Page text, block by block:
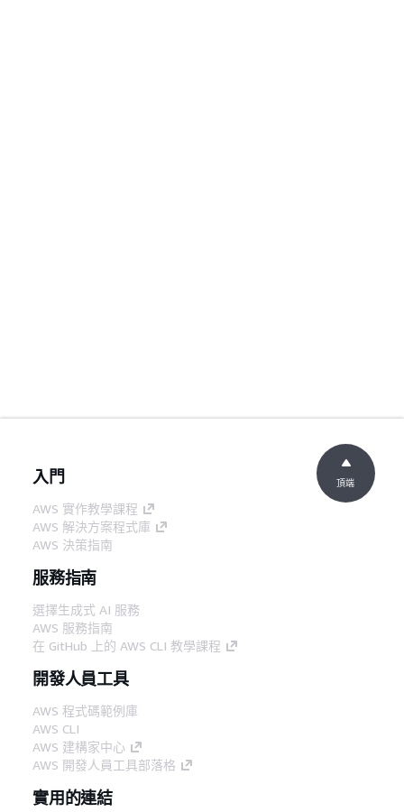
入門
AWS 實作教學課程
AWS 解決方案程式庫
AWS 決策指南
服務指南
選擇生成式 AI 服務
AWS 服務指南
在 GitHub 上的 AWS CLI 教學課程
開發人員工具
AWS 程式碼範例庫
AWS CLI
AWS 建構家中心
AWS 開發人員工具部落格
實用的連結
頂端